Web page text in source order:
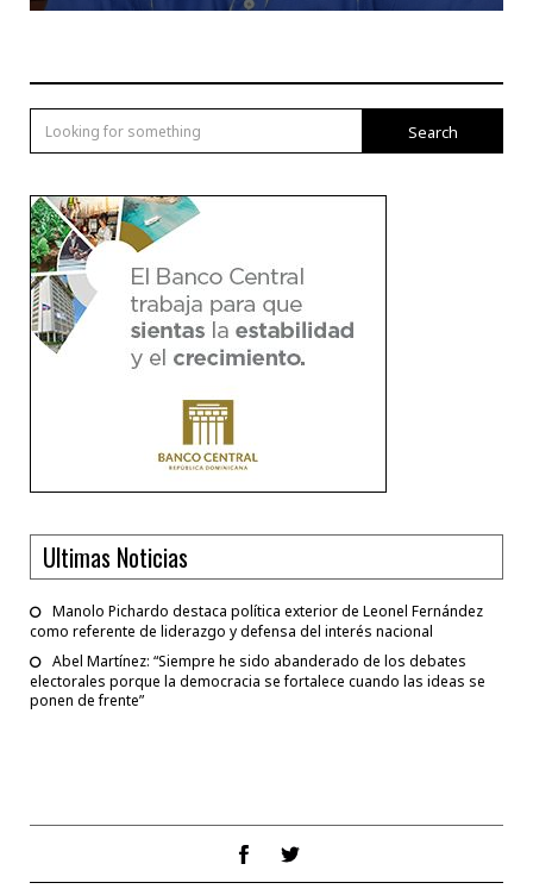
Search
Ultimas Noticias
Manolo Pichardo destaca política exterior de Leonel Fernández
como referente de liderazgo y defensa del interés nacional
Abel Martínez: “Siempre he sido abanderado de los debates
electorales porque la democracia se fortalece cuando las ideas se
ponen de frente”